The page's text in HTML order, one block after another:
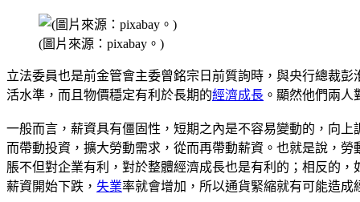
(圖片來源：pixabay。)
立法委員也是前金管會主委曾銘宗日前質詢時，與央行總裁
活水準，而且物價穩定有利於長期的經濟成長 。顯然他們兩人
一般而言，薪資具有僵固性，短期之內是不容易變動的，向
而帶動投資，擴大勞動需求，從而再帶動薪資。也就是說，
脹不但對企業有利，對於整體經濟成長也是有利的；相反的
薪資開始下跌， 失業率就會增加，所以通貨緊縮就有可能造